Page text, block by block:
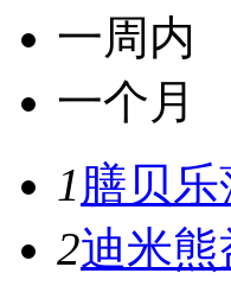
一周内
一个月
1 膳贝
2迪米